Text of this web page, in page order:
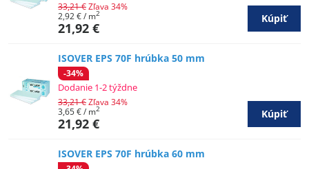
21,92 €
33,21 €Zľava 34%
2,92 €/ m2 Kúpiť
ISOVER EPS 70F hrúbka 50 mm
-34%
Dodanie 1-2 týždne
21,92 €
33,21 €Zľava 34%
3,65 €/ m2 Kúpiť
ISOVER EPS 70F hrúbka 60 mm